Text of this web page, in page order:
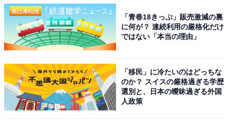
「青春18きっぷ」販売激減の裏
に何が？ 連続利用の厳格化だけ
ではない「本当の理由」
「移民」に冷たいのはどっちな
のか？ スイスの厳格過ぎる学歴
選別と、日本の曖昧過ぎる外国
人政策